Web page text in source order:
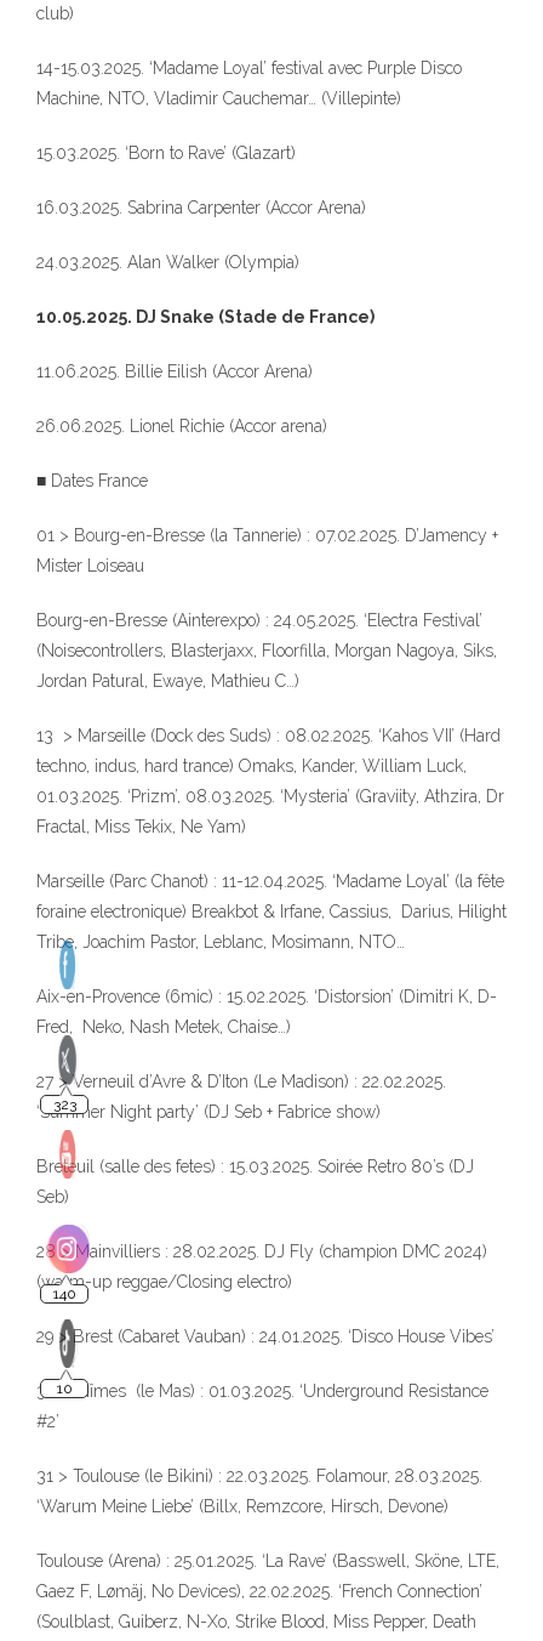
club)
14-15.03.2025. ‘Madame Loyal’ festival avec Purple Disco
Machine, NTO, Vladimir Cauchemar… (Villepinte)
15.03.2025. ‘Born to Rave’ (Glazart)
16.03.2025. Sabrina Carpenter (Accor Arena)
24.03.2025. Alan Walker (Olympia)
10.05.2025. DJ Snake (Stade de France)
11.06.2025. Billie Eilish (Accor Arena)
26.06.2025. Lionel Richie (Accor arena)
■ Dates France
01 > Bourg-en-Bresse (la Tannerie) : 07.02.2025. D’Jamency +
Mister Loiseau
Bourg-en-Bresse (Ainterexpo) : 24.05.2025. ‘Electra Festival’
(Noisecontrollers, Blasterjaxx, Floorfilla, Morgan Nagoya, Siks,
Jordan Patural, Ewaye, Mathieu C…)
13 > Marseille (Dock des Suds) : 08.02.2025. ‘Kahos VII’ (Hard
techno, indus, hard trance) Omaks, Kander, William Luck,
01.03.2025. ‘Prizm’, 08.03.2025. ‘Mysteria’ (Graviity, Athzira, Dr
Fractal, Miss Tekix, Ne Yam)
Marseille (Parc Chanot) : 11-12.04.2025. ‘Madame Loyal’ (la fête
foraine electronique) Breakbot & Irfane, Cassius, Darius, Hilight
Tribe, Joachim Pastor, Leblanc, Mosimann, NTO…
Aix-en-Provence (6mic) : 15.02.2025. ‘Distorsion’ (Dimitri K, D-
Fred, Neko, Nash Metek, Chaise…)
27 > Verneuil d’Avre & D’Iton (Le Madison) : 22.02.2025.
‘Summer Night party’ (DJ Seb + Fabrice show)
Breteuil (salle des fetes) : 15.03.2025. Soirée Retro 80’s (DJ
Seb)
28 > Mainvilliers : 28.02.2025. DJ Fly (champion DMC 2024)
(warm-up reggae/Closing electro)
29 > Brest (Cabaret Vauban) : 24.01.2025. ‘Disco House Vibes’
30 > Nîmes (le Mas) : 01.03.2025. ‘Underground Resistance
#2’
31 > Toulouse (le Bikini) : 22.03.2025. Folamour, 28.03.2025.
‘Warum Meine Liebe’ (Billx, Remzcore, Hirsch, Devone)
Toulouse (Arena) : 25.01.2025. ‘La Rave’ (Basswell, Sköne, LTE,
Gaez F, Lømäj, No Devices), 22.02.2025. ‘French Connection’
(Soulblast, Guiberz, N-Xo, Strike Blood, Miss Pepper, Death
323
140
10